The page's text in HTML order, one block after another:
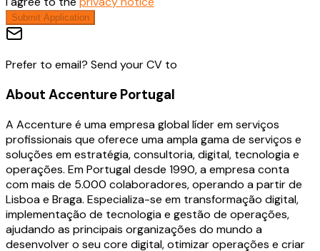
Submit Application
Prefer to email? Send your CV to
About Accenture Portugal
A Accenture é uma empresa global líder em serviços
profissionais que oferece uma ampla gama de serviços e
soluções em estratégia, consultoria, digital, tecnologia e
operações. Em Portugal desde 1990, a empresa conta
com mais de 5.000 colaboradores, operando a partir de
Lisboa e Braga. Especializa-se em transformação digital,
implementação de tecnologia e gestão de operações,
ajudando as principais organizações do mundo a
desenvolver o seu core digital, otimizar operações e criar